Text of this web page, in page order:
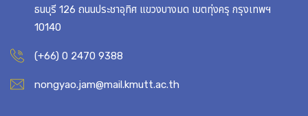
ธนบุรี 126 ถนนประชาอุทิศ แขวงบางมด เขตทุ่งครุ กรุงเทพฯ
10140
(+66) 0 2470 9388
nongyao.jam@mail.kmutt.ac.th